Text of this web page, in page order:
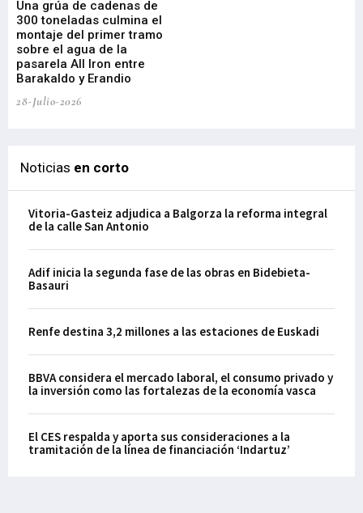
Una grúa de cadenas de
300 toneladas culmina el
montaje del primer tramo
sobre el agua de la
pasarela All Iron entre
Barakaldo y Erandio
28-Julio-2026
Noticias en corto
Vitoria-Gasteiz adjudica a Balgorza la reforma integral
de la calle San Antonio
Adif inicia la segunda fase de las obras en Bidebieta-
Basauri
Renfe destina 3,2 millones a las estaciones de Euskadi
BBVA considera el mercado laboral, el consumo privado y
la inversión como las fortalezas de la economía vasca
El CES respalda y aporta sus consideraciones a la
tramitación de la línea de financiación ‘Indartuz’